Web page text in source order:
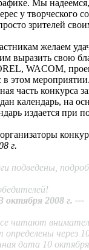
Мы
у творческого
зрителей
желаем
выразить свою
WACOM,
в этом
часть конкурса
календарь, на
издается при
г.
подведены,
октября 2008 г. ---
читают
определены через
дата 10